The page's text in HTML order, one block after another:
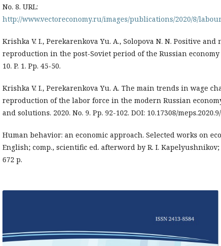
No. 8. URL:
http://www.vectoreconomy.ru/images/publications/2020/8/
Krishka V. I., Perekarenkova Yu. A., Solopova N. N. Positive
reproduction in the post-Soviet period of the Russian economy
10. P. 1. Pp. 45-50.
Krishka V. I., Perekarenkova Yu. A. The main trends in wage
reproduction of the labor force in the modern Russian
and solutions. 2020. No. 9. Pp. 92-102. DOI: 10.17308/
Human behavior: an economic approach. Selected works on
English; comp., scientific ed. afterword by R. I. Kapelyushnikov;
672 p.